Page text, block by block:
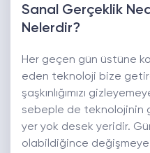
Sanal Gerçeklik
Nelerdir?
Her geçen gün üstüne
eden teknoloji bize
şaşkınlığımızı
sebeple de teknolojinin
yer yok desek yeridir.
olabildiğince değişmeye